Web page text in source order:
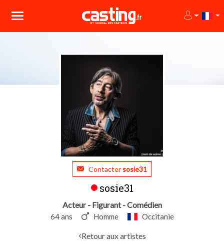
Contacter sosie31
sosie31
Acteur - Figurant - Comédien
64 ans Homme Occitanie
Retour aux artistes